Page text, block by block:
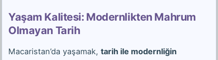
Yaşam Kalitesi: Modernlikten Mahrum
Olmayan Tarih
Macaristan’da yaşamak, tarih ile modernliğin